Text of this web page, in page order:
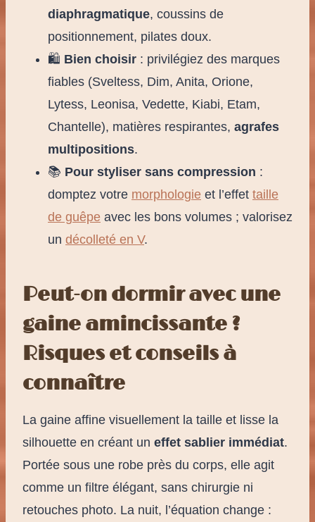
diaphragmatique, coussins de
positionnement, pilates doux.
🛍️ Bien choisir : privilégiez des marques
fiables (Sveltess, Dim, Anita, Orione,
Lytess, Leonisa, Vedette, Kiabi, Etam,
Chantelle), matières respirantes, agrafes
multipositions.
📚 Pour styliser sans compression :
domptez votre morphologie et l’effet taille
de guêpe avec les bons volumes ; valorisez
un décolleté en V.
Peut-on dormir avec une
gaine amincissante ?
Risques et conseils à
connaître
La gaine affine visuellement la taille et lisse la
silhouette en créant un effet sablier immédiat.
Portée sous une robe près du corps, elle agit
comme un filtre élégant, sans chirurgie ni
retouches photo. La nuit, l’équation change :